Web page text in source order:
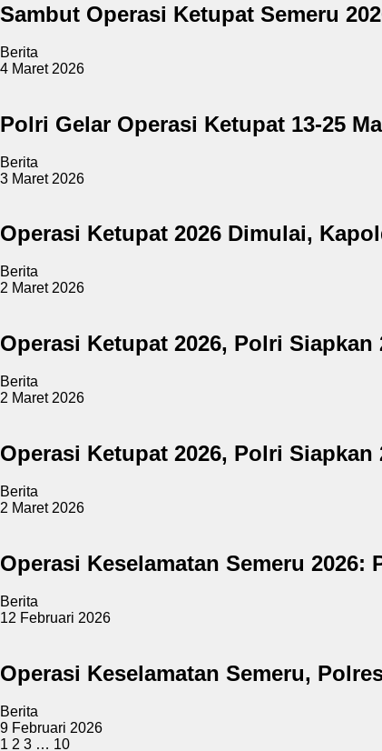
Sambut Operasi Ketupat Semeru
Berita
4 Maret 2026
Polri Gelar Operasi Ketupat 13-25
Berita
3 Maret 2026
Operasi Ketupat 2026 Dimulai,
Berita
2 Maret 2026
Operasi Ketupat 2026, Polri
Berita
2 Maret 2026
Operasi Ketupat 2026, Polri
Berita
2 Maret 2026
Operasi Keselamatan Semeru
Berita
12 Februari 2026
Operasi Keselamatan Semeru,
Berita
9 Februari 2026
1 2 3 … 10